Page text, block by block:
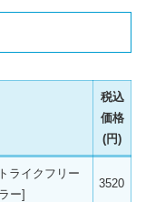
税込
価格
(円)
ライクフリー
ー]
3520